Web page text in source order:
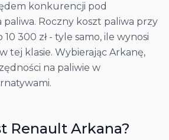
konkurencji pod
Roczny koszt paliwa przy
10 300 zł - tyle samo, ile wynosi
tej klasie. Wybierając Arkanę,
na paliwie w
Renault Arkana?